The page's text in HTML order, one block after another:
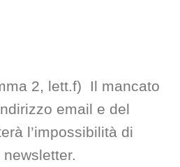
2, lett.f) Il mancato
email e del
l’impossibilità di